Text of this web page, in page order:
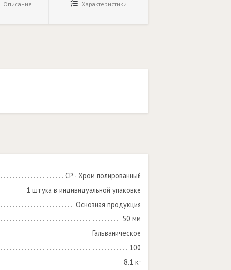
Описание Характеристики
CP - Хром полированный
1 штука в индивидуальной упаковке
Основная продукция
50 мм
Гальваническое
100
8.1 кг